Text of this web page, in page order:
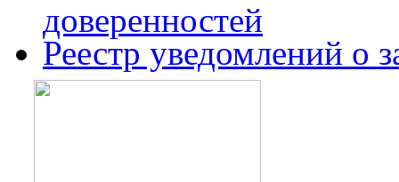
доверенностей
Реестр уведомлений о